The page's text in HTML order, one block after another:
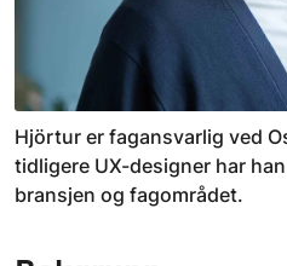
Hjörtur er fagansvarlig ved
tidligere UX-designer har
bransjen og fagområdet.